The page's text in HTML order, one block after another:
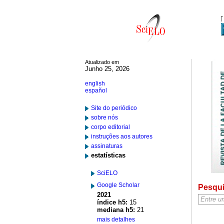
Atualizado em
Junho 25, 2026
english
español
Site do periódico
sobre nós
corpo editorial
instruções aos autores
assinaturas
estatísticas
SciELO
Google Scholar
2021
índice h5: 15
mediana h5: 21
mais detalhes